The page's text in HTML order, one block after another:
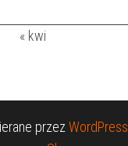
« kwi
przez WordPress